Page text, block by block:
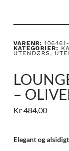
VARENR:
KATEGORIER:
UTENDØRS,
–
Kr484,00
Elegant og